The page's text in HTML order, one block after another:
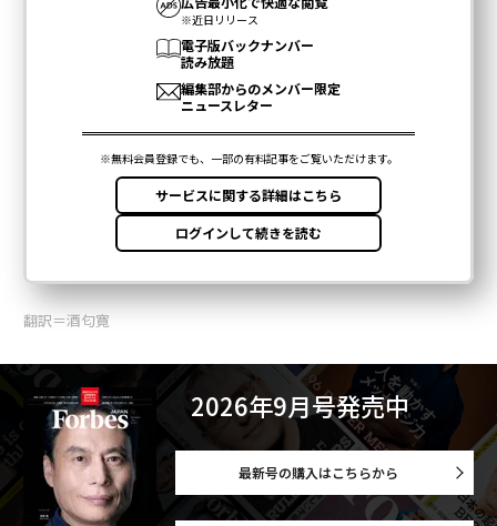
翻訳＝酒匂寛
2026年9月号発売中
最新号の購入はこちらから